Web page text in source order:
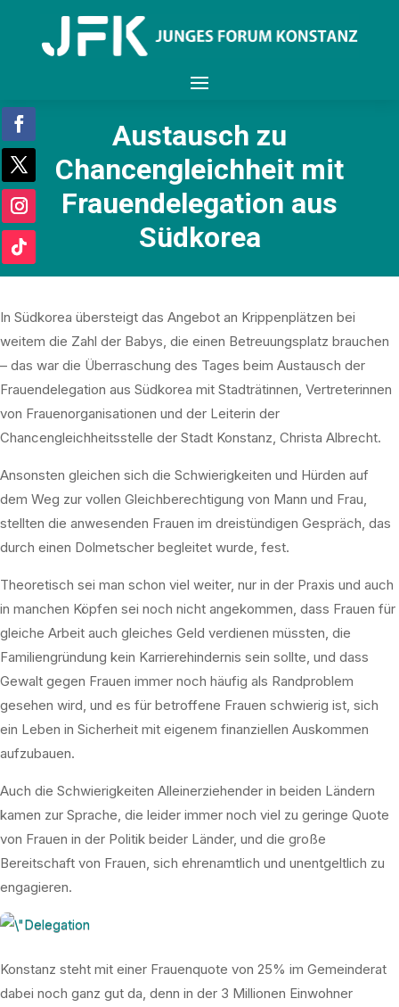
Austausch zu
Chancengleichheit mit
Frauendelegation aus
Südkorea
In Südkorea übersteigt das Angebot an Krippenplätzen bei
weitem die Zahl der Babys, die einen Betreuungsplatz brauchen
– das war die Überraschung des Tages beim Austausch der
Frauendelegation aus Südkorea mit Stadträtinnen, Vertreterinnen
von Frauenorganisationen und der Leiterin der
Chancengleichheitsstelle der Stadt Konstanz, Christa Albrecht.
Ansonsten gleichen sich die Schwierigkeiten und Hürden auf
dem Weg zur vollen Gleichberechtigung von Mann und Frau,
stellten die anwesenden Frauen im dreistündigen Gespräch, das
durch einen Dolmetscher begleitet wurde, fest.
Theoretisch sei man schon viel weiter, nur in der Praxis und auch
in manchen Köpfen sei noch nicht angekommen, dass Frauen für
gleiche Arbeit auch gleiches Geld verdienen müssten, die
Familiengründung kein Karrierehindernis sein sollte, und dass
Gewalt gegen Frauen immer noch häufig als Randproblem
gesehen wird, und es für betroffene Frauen schwierig ist, sich
ein Leben in Sicherheit mit eigenem finanziellen Auskommen
aufzubauen.
Auch die Schwierigkeiten Alleinerziehender in beiden Ländern
kamen zur Sprache, die leider immer noch viel zu geringe Quote
von Frauen in der Politik beider Länder, und die große
Bereitschaft von Frauen, sich ehrenamtlich und unentgeltlich zu
engagieren.
Konstanz steht mit einer Frauenquote von 25% im Gemeinderat
dabei noch ganz gut da, denn in der 3 Millionen Einwohner